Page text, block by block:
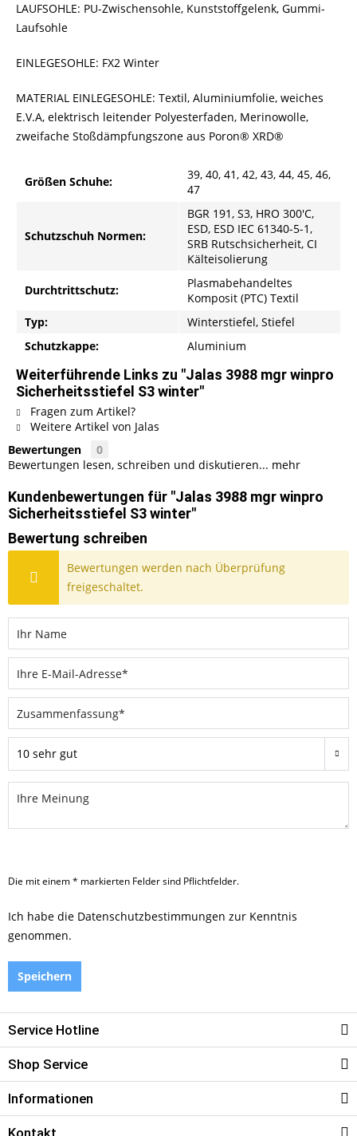
LAUFSOHLE: PU-Zwischensohle, Kunststoffgelenk, Gummi-
Laufsohle
EINLEGESOHLE: FX2 Winter
MATERIAL EINLEGESOHLE: Textil, Aluminiumfolie, weiches
E.V.A, elektrisch leitender Polyesterfaden, Merinowolle,
zweifache Stoßdämpfungszone aus Poron® XRD®
Größen Schuhe:
39, 40, 41, 42, 43, 44, 45, 46,
47
Schutzschuh Normen:
BGR 191, S3, HRO 300′C,
ESD, ESD IEC 61340-5-1,
SRB Rutschsicherheit, CI
Kälteisolierung
Durchtrittschutz:
Plasmabehandeltes
Komposit (PTC) Textil
Typ:
Winterstiefel, Stiefel
Schutzkappe:
Aluminium
Weiterführende Links zu "Jalas 3988 mgr winpro
Sicherheitsstiefel S3 winter"
Fragen zum Artikel?
Weitere Artikel von Jalas
Bewertungen
0
Bewertungen lesen, schreiben und diskutieren... mehr
Kundenbewertungen für "Jalas 3988 mgr winpro
Sicherheitsstiefel S3 winter"
Bewertung schreiben
Bewertungen werden nach Überprüfung
freigeschaltet.
Die mit einem * markierten Felder sind Pflichtfelder.
Ich habe die Datenschutzbestimmungen zur Kenntnis
genommen.
Speichern
Service Hotline
Shop Service
Informationen